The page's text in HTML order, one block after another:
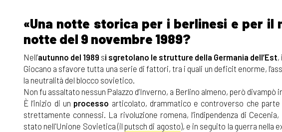
«Una notte storica per i berlinesi e per il
notte del 9 novembre 1989?
Nell’autunno del 1989 si sgretolano le strutture della Germania dell’Est,
Giocano a sfavore tutta una serie di fattori, tra i quali un deficit enorme,
la neutralità del blocco sovietico.
Non fu assaltato nessun Palazzo d’Inverno, a Berlino almeno, però
È l’inizio di un processo articolato, drammatico e controverso che
strettamente connessi. La rivoluzione romena, l’indipendenza di
stato nell'Unione Sovietica (il putsch di agosto), e in seguito la guerra nella